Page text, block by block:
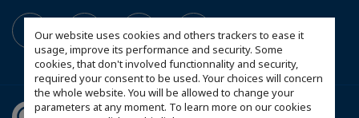
Our website uses cookies and others trackers to ease it
usage, improve its performance and security. Some
cookies, that don't involved functionnality and security,
required your consent to be used. Your choices will concern
the whole website. You will be allowed to change your
parameters at any moment. To learn more on our cookies